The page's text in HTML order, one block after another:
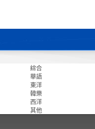
綜合
華語
東洋
韓樂
西洋
其他